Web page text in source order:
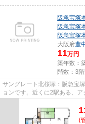
阪急宝塚
阪急宝塚
阪急宝塚
大阪府豊
11万円
築年数：
階数：3
サングレート北桜塚：阪急宝
ョンです。近くに2駅ある、
(